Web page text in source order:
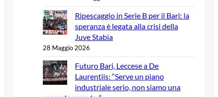
Ripescaggio in Serie B per il Bari: la
speranza è legata alla crisi della
Juve Stabia
28 Maggio 2026
Futuro Bari, Leccese a De
Laurentiis: “Serve un piano
industriale serio, non siamo una